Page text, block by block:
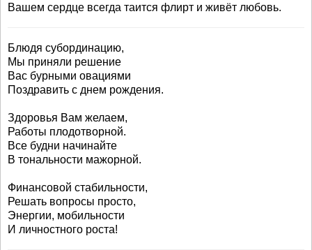
Вашем сердце всегда таится флирт и живёт любовь.
Блюдя субординацию,
Мы приняли решение
Вас бурными овациями
Поздравить с днем рождения.
Здоровья Вам желаем,
Работы плодотворной.
Все будни начинайте
В тональности мажорной.
Финансовой стабильности,
Решать вопросы просто,
Энергии, мобильности
И личностного роста!